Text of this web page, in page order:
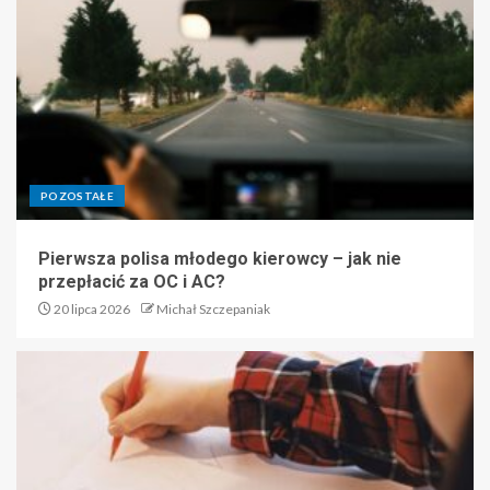
POZOSTAŁE
Pierwsza polisa młodego kierowcy – jak nie
przepłacić za OC i AC?
20 lipca 2026 Michał Szczepaniak